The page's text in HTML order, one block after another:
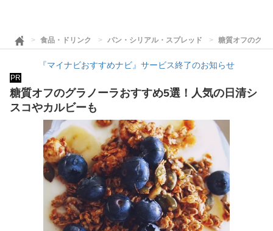
食品・ドリンク パン・シリアル・スプレッド 糖質オフのグラ
『マイナビおすすめナビ』サービス終了のお知らせ
PR
糖質オフのグラノーラおすすめ5選！人気の日清シ
スコやカルビーも